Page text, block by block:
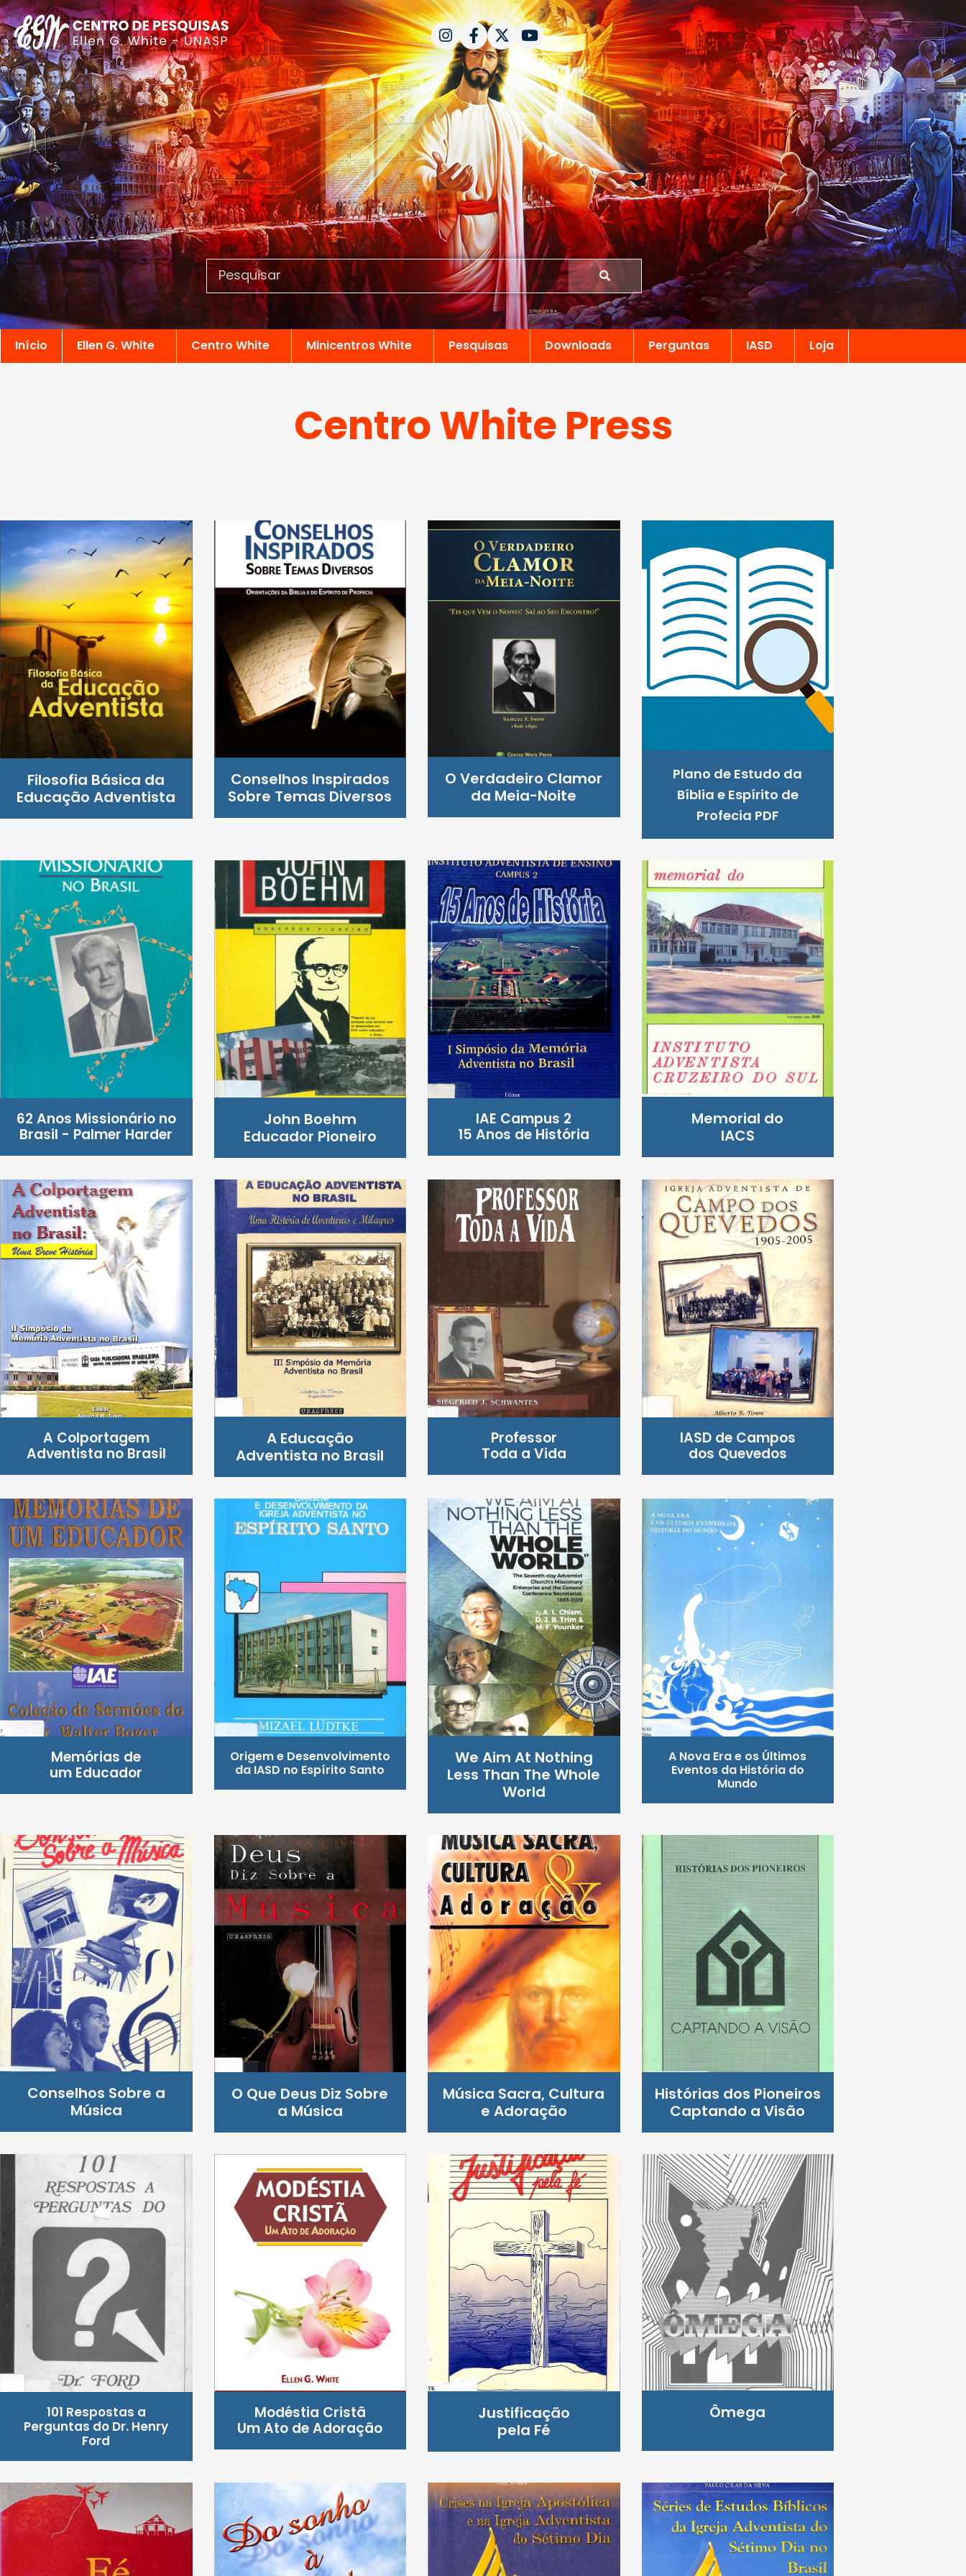
Início Ellen G. White Centro White Minicentros White Pesquisas Downloads Perguntas IASD Loja
Centro White Press
Filosofia Básica da
Educação Adventista
Conselhos Inspirados
Sobre Temas Diversos
O Verdadeiro Clamor
da Meia-Noite
Plano de Estudo da
Bíblia e Espírito de
Profecia PDF
62 Anos Missionário no
Brasil - Palmer Harder
John Boehm
Educador Pioneiro
IAE Campus 2
15 Anos de História
Memorial do
IACS
A Colportagem
Adventista no Brasil
A Educação
Adventista no Brasil
Professor
Toda a Vida
IASD de Campos
dos Quevedos
Memórias de
um Educador
Origem e Desenvolvimento
da IASD no Espírito Santo
We Aim At Nothing
Less Than The Whole
World
A Nova Era e os Últimos
Eventos da História do
Mundo
Conselhos Sobre a
Música
O Que Deus Diz Sobre
a Música
Música Sacra, Cultura
e Adoração
Histórias dos Pioneiros
Captando a Visão
101 Respostas a
Perguntas do Dr. Henry
Ford
Modéstia Cristã
Um Ato de Adoração
Justificação
pela Fé
Ômega
.